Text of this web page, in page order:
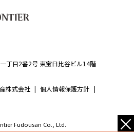
株式会社 | 個人情報保護方針 |
丁目2番2号 東宝日比谷ビル14階
Fudousan Co., Ltd. ×